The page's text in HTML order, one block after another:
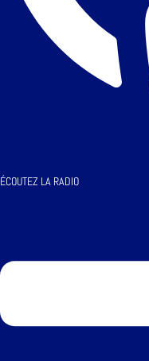
ÉCOUTEZ LA RADIO